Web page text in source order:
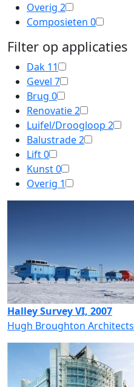
Overig 2
Composieten 0
Filter op applicaties
Dak 11
Gevel 7
Brug 0
Renovatie2
Luifel/Droogloop 2
Balustrade2
Lift0
Kunst0
Overig 1
Halley Survey VI, 2007
Hugh Broughton Architects